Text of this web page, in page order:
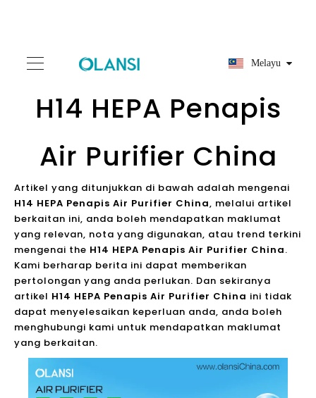
Melayu
H14 HEPA Penapis
Air Purifier China
Artikel yang ditunjukkan di bawah adalah mengenai
H14 HEPA Penapis Air Purifier China, melalui artikel
berkaitan ini, anda boleh mendapatkan maklumat
yang relevan, nota yang digunakan, atau trend terkini
mengenai the H14 HEPA Penapis Air Purifier China.
Kami berharap berita ini dapat memberikan
pertolongan yang anda perlukan. Dan sekiranya
artikel H14 HEPA Penapis Air Purifier China ini tidak
dapat menyelesaikan keperluan anda, anda boleh
menghubungi kami untuk mendapatkan maklumat
yang berkaitan.